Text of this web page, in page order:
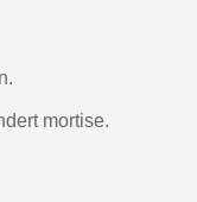
mortise.